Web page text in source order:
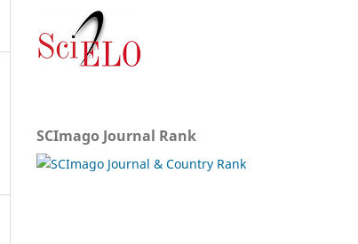
SCImago Journal Rank